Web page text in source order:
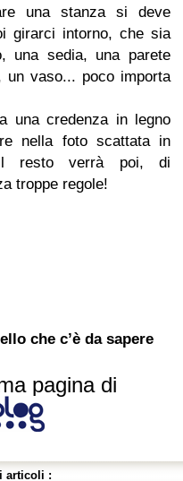
una stanza si deve
girarci intorno, che sia
una sedia, una parete
un vaso... poco importa
una credenza in legno
nella foto scattata in
il resto verrà poi, di
troppe regole!
che c’è da sapere
pagina di
articoli :